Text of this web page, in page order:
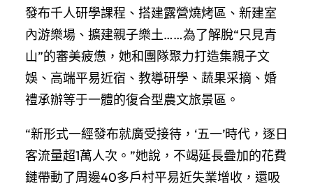
發布千人研學課程、搭建露營燒烤區、新建室
內游樂場、擴建親子樂土……為了解脫“只見青
山”的審美疲憊，她和團隊聚力打造集親子文
娛、高端平易近宿、教導研學、蔬果采摘、婚
禮承辦等于一體的復合型農文旅景區。
“新形式一經發布就廣受接待，‘五一’時代，逐日
客流量超1萬人次。”她說，不竭延長疊加的花費
鏈帶動了周邊40多戶村平易近失業增收，還吸